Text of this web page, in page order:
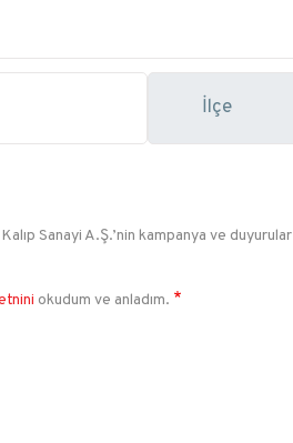
Sanayi A.Ş.’nin kampanya ve
okudum ve anladım.